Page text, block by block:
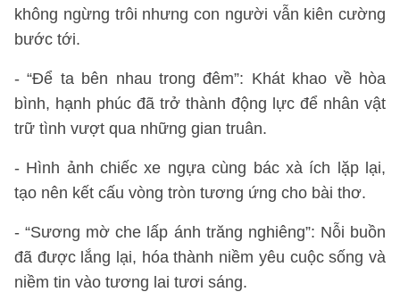
không ngừng trôi nhưng con người vẫn kiên cường
bước tới.
- “Để ta bên nhau trong đêm”: Khát khao về hòa
bình, hạnh phúc đã trở thành động lực để nhân vật
trữ tình vượt qua những gian truân.
- Hình ảnh chiếc xe ngựa cùng bác xà ích lặp lại,
tạo nên kết cấu vòng tròn tương ứng cho bài thơ.
- “Sương mờ che lấp ánh trăng nghiêng”: Nỗi buồn
đã được lắng lại, hóa thành niềm yêu cuộc sống và
niềm tin vào tương lai tươi sáng.